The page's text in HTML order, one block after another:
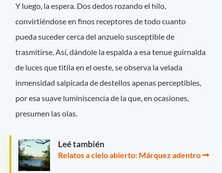
Y luego, la espera. Dos dedos rozando el hilo,
convirtiéndose en finos receptores de todo cuanto
pueda suceder cerca del anzuelo susceptible de
trasmitirse. Así, dándole la espalda a esa tenue guirnalda
de luces que titila en el oeste, se observa la velada
inmensidad salpicada de destellos apenas perceptibles,
por esa suave luminiscencia de la que, en ocasiones,
presumen las olas.
Leé también
Relatos a cielo abierto: Márquez adentro